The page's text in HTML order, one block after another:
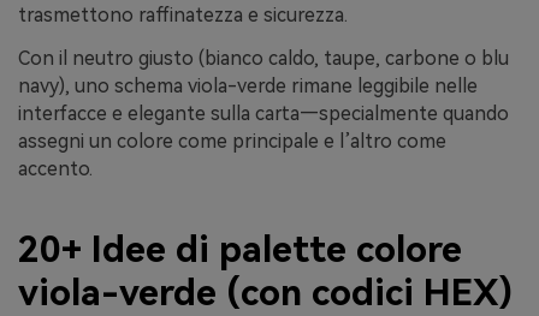
trasmettono raffinatezza e sicurezza.
Con il neutro giusto (bianco caldo, taupe, carbone o blu
navy), uno schema viola-verde rimane leggibile nelle
interfacce e elegante sulla carta—specialmente quando
assegni un colore come principale e l’altro come
accento.
20+ Idee di palette colore
viola-verde (con codici HEX)